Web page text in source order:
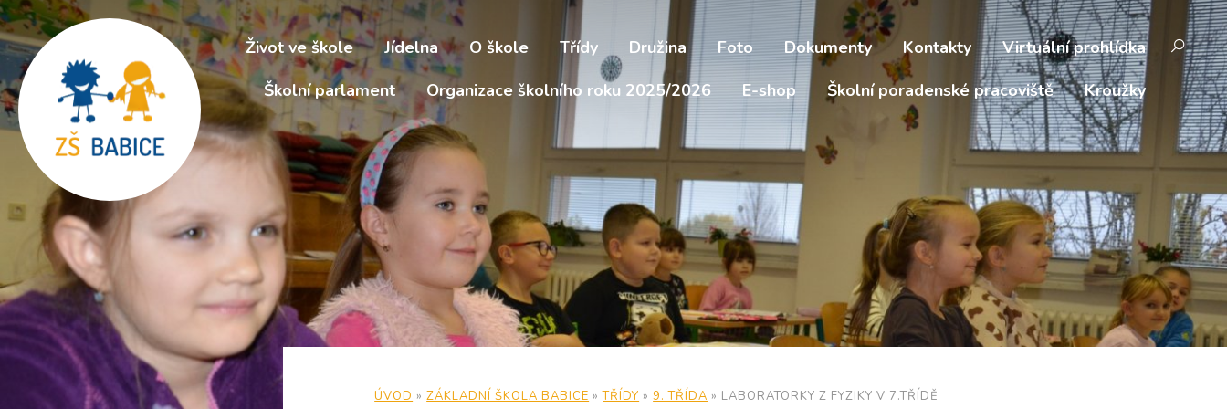
Život ve škole Jídelna O škole Třídy Družina Foto Dokumenty Kontakty
Virtuální prohlídka
Školní parlament
Organizace školního roku 2025/2026 E-shop Školní poradenské pracoviště Kroužky
ÚVOD » ZÁKLADNÍ ŠKOLA BABICE » TŘÍDY » 9. TŘÍDA » LABORATORKY Z FYZIKY V 7.TŘÍDĚ